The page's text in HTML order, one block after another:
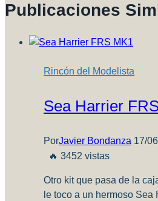
Publicaciones
Rincón del Modelista
Sea Harrier
PorJavier Bondanza 17/
🔥 3452 vistas
Otro kit que pasa de la
le toco a un hermoso